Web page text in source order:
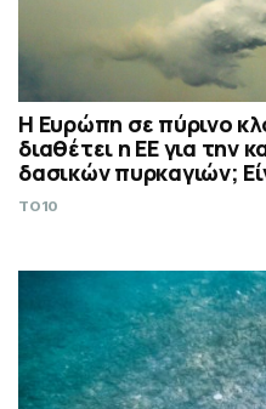
Η Ευρώπη σε πύρινο
διαθέτει η ΕΕ για την
δασικών πυρκαγιών;
TO10